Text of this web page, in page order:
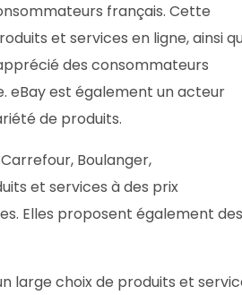
français. Cette
et services en ligne, ainsi
des consommateurs
eBay est également un acteur
de produits.
Boulanger,
et services à des prix
Elles proposent également des
large choix de produits et